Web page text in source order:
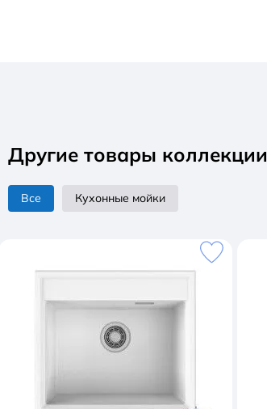
Другие товары коллекции
Все Кухонные мойки